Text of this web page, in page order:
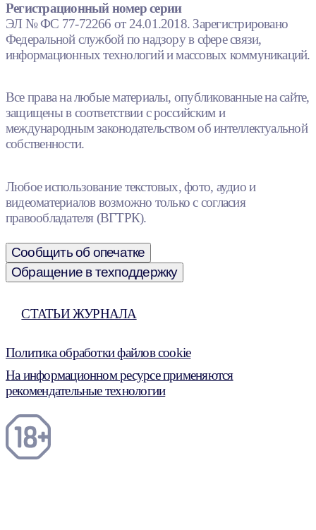
Регистрационный номер серии
ЭЛ № ФС 77-72266 от 24.01.2018. Зарегистрировано
Федеральной службой по надзору в сфере связи,
информационных технологий и массовых коммуникаций.
Все права на любые материалы, опубликованные на сайте,
защищены в соответствии с российским и
международным законодательством об интеллектуальной
собственности.
Любое использование текстовых, фото, аудио и
видеоматериалов возможно только с согласия
правообладателя (ВГТРК).
Сообщить об опечатке
Обращение в техподдержку
СТАТЬИ ЖУРНАЛА
Политика обработки файлов cookie
На информационном ресурсе применяются
рекомендательные технологии